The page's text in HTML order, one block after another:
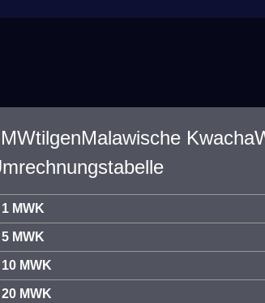
1 MWK
5 MWK
10 MWK
20 MWK